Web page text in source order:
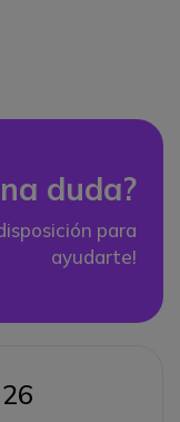
duda?
para
ayudarte!